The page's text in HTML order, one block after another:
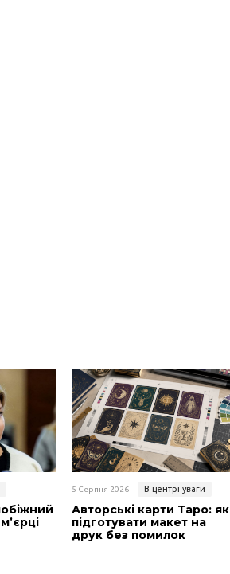
5 Серпня 2026 В центрі уваги
Авторські карти Таро: як
підготувати макет на
друк без помилок